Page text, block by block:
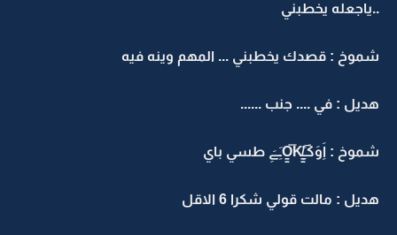
..ياجعله يخطبني
شموخ : قصدك يخطبني ... المهم وينه فيه
هديل : في .... جنب ......
شموخ : ‏‏اَِوَكَـَِO̳̿K̸̳͡ـَِےَِ طسي باي
هديل : مالت قولي شكرا 6 الاقل